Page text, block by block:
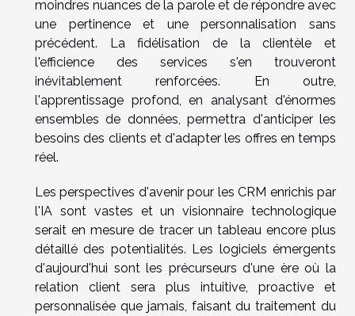
moindres nuances de la parole et de répondre avec
une pertinence et une personnalisation sans
précédent. La fidélisation de la clientèle et
l'efficience des services s'en trouveront
inévitablement renforcées. En outre,
l'apprentissage profond, en analysant d'énormes
ensembles de données, permettra d'anticiper les
besoins des clients et d'adapter les offres en temps
réel.
Les perspectives d'avenir pour les CRM enrichis par
l'IA sont vastes et un visionnaire technologique
serait en mesure de tracer un tableau encore plus
détaillé des potentialités. Les logiciels émergents
d'aujourd'hui sont les précurseurs d'une ère où la
relation client sera plus intuitive, proactive et
personnalisée que jamais, faisant du traitement du